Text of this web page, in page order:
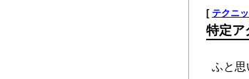
[ テクニ
特定ア
ふと思